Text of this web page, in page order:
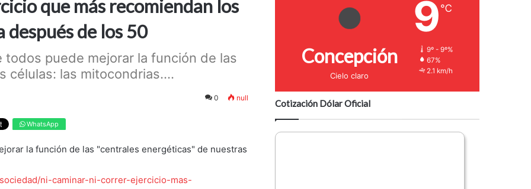
que más recomiendan los
de los 50
todos puede mejorar la función de las
células: las mitocondrias....
0 null
WhatsApp
la función de las "centrales energéticas" de nuestras
ni-caminar-ni-correr-ejercicio-mas-
Concepción
Cielo claro
9 ℃
9º - 9º%
67%
2.1 km/h
Cotización Dólar Oficial